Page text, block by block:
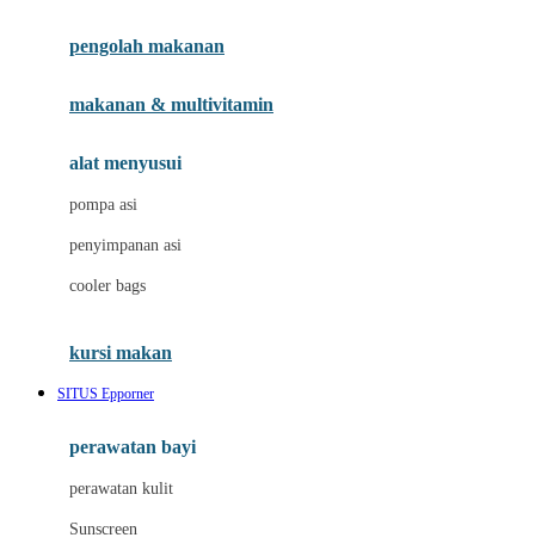
Joolz
Leclerc
Lee Vierra
Lillebaby
Little Bird Told Me
Little Miss Janis
pengolah makanan
makanan & multivitamin
alat menyusui
pompa asi
penyimpanan asi
cooler bags
kursi makan
SITUS Epporner
perawatan bayi
perawatan kulit
Sunscreen